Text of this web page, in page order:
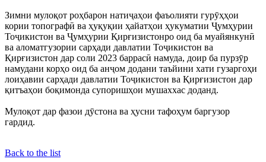
Зимни мулоқот роҳбарон натиҷаҳои фаъолияти гурӯҳҳои
кории топографӣ ва ҳуқуқии ҳайатҳои ҳукуматии Ҷумҳурии
Тоҷикистон ва Ҷумҳурии Қирғизистонро оид ба муайянкунӣ
ва аломатгузории сарҳади давлатии Тоҷикистон ва
Қирғизистон дар соли 2023 баррасӣ намуда, доир ба пурзӯр
намудани корҳо оид ба анҷом додани таъйини хати гузаргоҳи
лоиҳавии сарҳади давлатии Тоҷикистон ва Қирғизистон дар
қитъаҳои боқимонда супоришҳои мушаххас доданд.
Мулоқот дар фазои дӯстона ва ҳусни тафоҳум баргузор
гардид.
Back to the list